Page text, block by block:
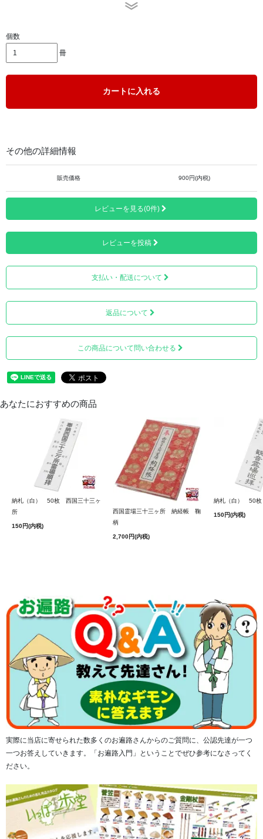
発菩提心真言（ほつぼだいしんしんごん）
三摩耶戒真言（さんまやかいしんごん）
開経偈（かいきょうげ）
般若心経（はんにゃしんぎょう）
舎利禮文（しゃりらいもん）
光明真言（こうみょうしんごん）
廻向文（えこうもん）
と観音霊場を巡拝するのに必要な内容となっています。
すべての文字には平がながふってあるため、初心者でも読
蛇腹タイプで携帯しやすいサイズです。
■サイズ＝高さ約18.8cm、横幅約7.7cm
■重量 ＝約69g
個数
冊
カートに入れる
その他の詳細情報
販売価格 900円(内税)
レビューを見る(0件)
レビューを投稿
支払い・配送について
返品について
この商品について問い合わせる
あなたにおすすめの商品
納札（白） 50枚 西国三十三ヶ
所
150円(内税)
西国霊場三十三ヶ所 納経帳 鞠
柄
2,700円(内税)
納札（白） 50
150円(内税)
実際に当店に寄せられた数多くのお遍路さんからのご質問に、公認先達が一つ
一つお答えしていきます。「お遍路入門」ということでぜひ参考になさってく
ださい。